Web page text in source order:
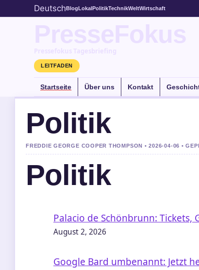
DeutschBlogLokalPolitikTechnikWeltWirtschaft
PresseFokus
Pressefokus Tagesbriefing
LEITFADEN
Startseite Über uns Kontakt
Politik
FREDDIE GEORGE COOPER THOMPSON • 2026-04-06 •
Politik
Palacio de Schönbrunn: Tickets,
August 2, 2026
Google Bard umbenannt: Jetzt